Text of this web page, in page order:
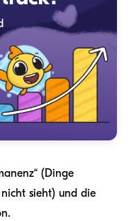
(Dinge
sieht) und die